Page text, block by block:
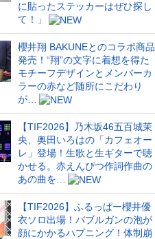
に貼ったステッカーはぜひ探し
て！」
櫻井翔 BAKUNEとのコラボ商品
発売！“翔”の文字に着想を得た
モチーフデザインとメンバーカ
ラーの赤など随所にこだわり
が…
【TIF2026】乃木坂46五百城茉
央、奥田いろはの「カフェオー
レ」登場！生歌と生ギターで聴
かせる。赤えんぴつ作詞作曲の
あの曲を…
【TIF2026】ふるっぱー櫻井優
衣ソロ出場！バブルガンの泡が
顔にかかるハプニング！体制崩